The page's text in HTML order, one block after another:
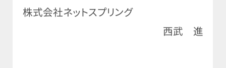
株式会社ネットスプリング
西武 進